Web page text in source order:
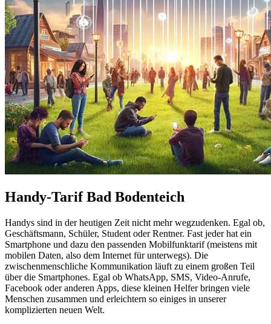
Handy-Tarif Bad Bodenteich
Handys sind in der heutigen Zeit nicht mehr wegzudenken. Egal ob,
Geschäftsmann, Schüler, Student oder Rentner. Fast jeder hat ein
Smartphone und dazu den passenden Mobilfunktarif (meistens mit
mobilen Daten, also dem Internet für unterwegs). Die
zwischenmenschliche Kommunikation läuft zu einem großen Teil
über die Smartphones. Egal ob WhatsApp, SMS, Video-Anrufe,
Facebook oder anderen Apps, diese kleinen Helfer bringen viele
Menschen zusammen und erleichtern so einiges in unserer
komplizierten neuen Welt.